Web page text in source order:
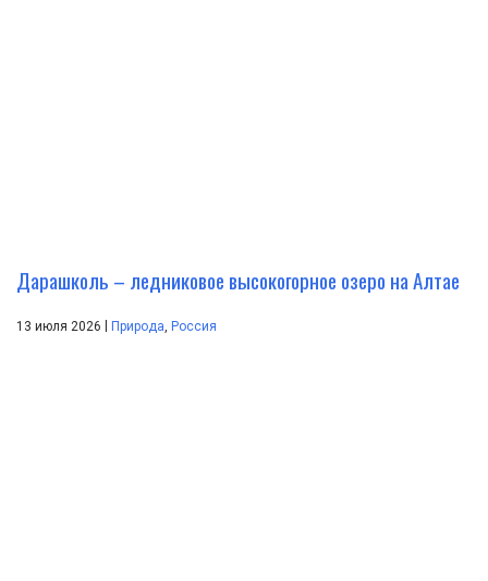
Дарашколь – ледниковое высокогорное озеро на Алтае
13 июля 2026 | Природа Россия